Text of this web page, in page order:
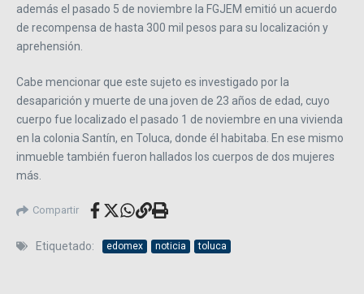
además el pasado 5 de noviembre la FGJEM emitió un acuerdo
de recompensa de hasta 300 mil pesos para su localización y
aprehensión.
Cabe mencionar que este sujeto es investigado por la
desaparición y muerte de una joven de 23 años de edad, cuyo
cuerpo fue localizado el pasado 1 de noviembre en una vivienda
en la colonia Santín, en Toluca, donde él habitaba. En ese mismo
inmueble también fueron hallados los cuerpos de dos mujeres
más.
Compartir
Etiquetado: edomex noticia toluca